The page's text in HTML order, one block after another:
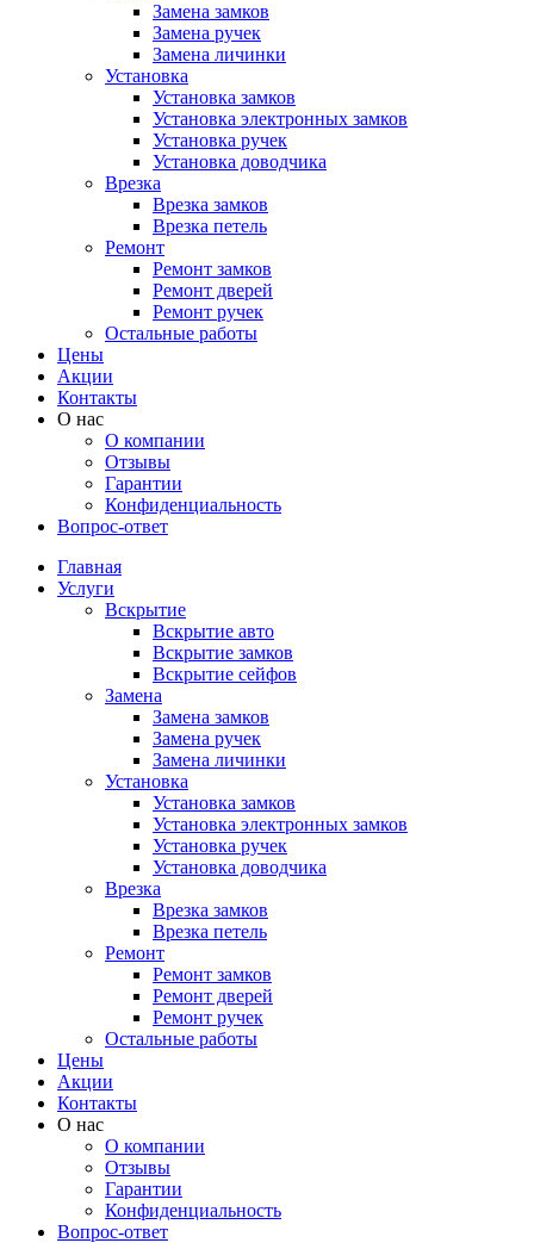
Замена замков
Замена ручек
Замена личинки
Установка
Установка замков
Установка электронных замков
Установка ручек
Установка доводчика
Врезка
Врезка замков
Врезка петель
Ремонт
Ремонт замков
Ремонт дверей
Ремонт ручек
Остальные работы
Цены
Акции
Контакты
О нас
О компании
Отзывы
Гарантии
Конфиденциальность
Вопрос-ответ
Главная
Услуги
Вскрытие
Вскрытие авто
Вскрытие замков
Вскрытие сейфов
Замена
Замена замков
Замена ручек
Замена личинки
Установка
Установка замков
Установка электронных замков
Установка ручек
Установка доводчика
Врезка
Врезка замков
Врезка петель
Ремонт
Ремонт замков
Ремонт дверей
Ремонт ручек
Остальные работы
Цены
Акции
Контакты
О нас
О компании
Отзывы
Гарантии
Конфиденциальность
Вопрос-ответ